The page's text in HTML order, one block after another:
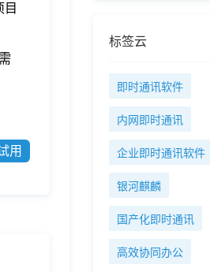
目
用
标签云
即时通讯软件
内网即时通讯
企业即时通讯软件
银河麒麟
国产化即时通讯
高效协同办公